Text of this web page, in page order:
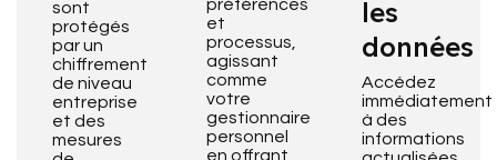
sont
protégés
par un
chiffrement
de niveau
entreprise
et des
mesures
préférences
et
processus,
agissant
comme
votre
gestionnaire
personnel
en offrant
les
données
Accédez
immédiatement
à des
informations